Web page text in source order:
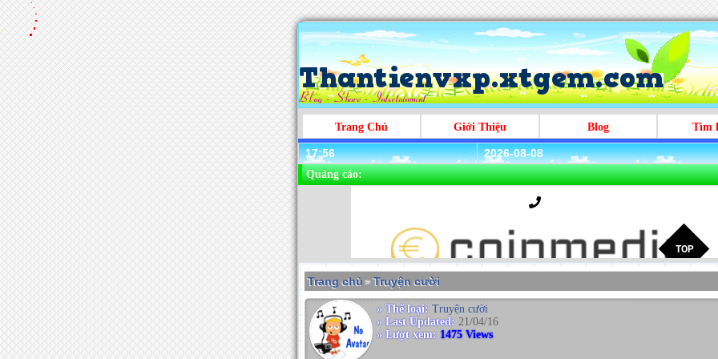
Trang Chủ Giới Thiệu Blog Tìm
17:56 2026-08-08
Quảng cáo:
Trang chủ >Truyện cười
» Thể loại: Truyện cười
» Last Updated: 21/04/16
» Lượt xem: 1475 Views